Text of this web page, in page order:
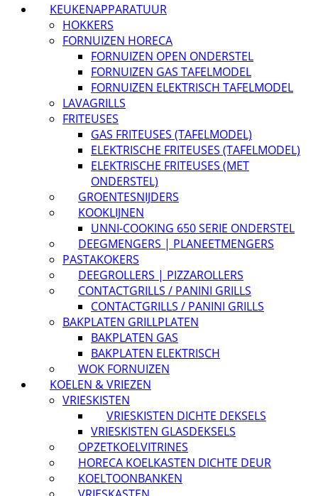
KEUKENAPPARATUUR
HOKKERS
FORNUIZEN HORECA
FORNUIZEN OPEN ONDERSTEL
FORNUIZEN GAS TAFELMODEL
FORNUIZEN ELEKTRISCH TAFELMODEL
LAVAGRILLS
FRITEUSES
GAS FRITEUSES (TAFELMODEL)
ELEKTRISCHE FRITEUSES (TAFELMODEL)
ELEKTRISCHE FRITEUSES (MET
ONDERSTEL)
GROENTESNIJDERS
KOOKLIJNEN
UNNI-COOKING 650 SERIE ONDERSTEL
DEEGMENGERS | PLANEETMENGERS
PASTAKOKERS
DEEGROLLERS | PIZZAROLLERS
CONTACTGRILLS / PANINI GRILLS
CONTACTGRILLS / PANINI GRILLS
BAKPLATEN GRILLPLATEN
BAKPLATEN GAS
BAKPLATEN ELEKTRISCH
WOK FORNUIZEN
KOELEN & VRIEZEN
VRIESKISTEN
VRIESKISTEN DICHTE DEKSELS
VRIESKISTEN GLASDEKSELS
OPZETKOELVITRINES
HORECA KOELKASTEN DICHTE DEUR
KOELTOONBANKEN